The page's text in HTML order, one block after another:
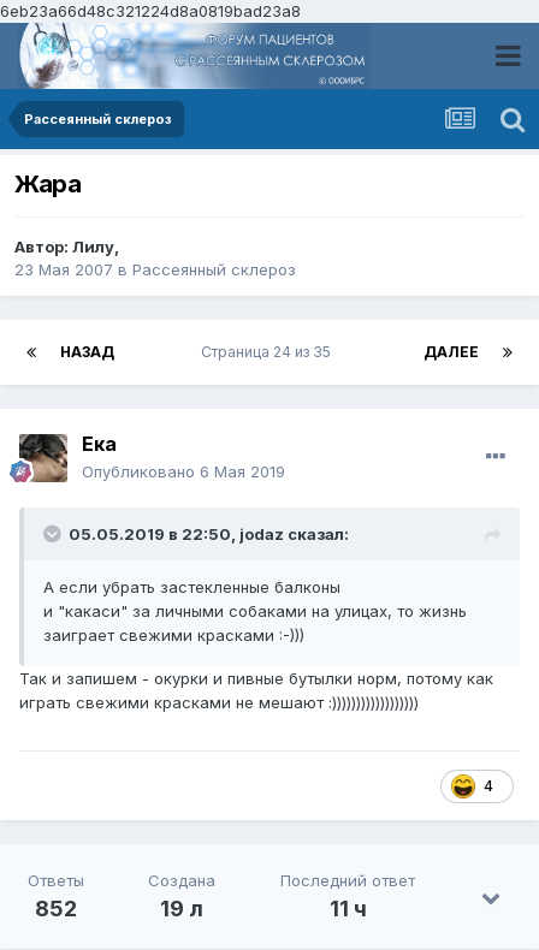
6eb23a66d48c321224d8a0819bad23a8
Рассеянный склероз
Жара
Автор: Лилу,
23 Мая 2007 в Рассеянный склероз
НАЗАД ДАЛЕЕ
Страница 24 из 35
Ека
Опубликовано 6 Мая 2019
05.05.2019 в 22:50, jodaz сказал:
А если убрать застекленные балконы
и "какаси" за личными собаками на улицах, то жизнь
заиграет свежими красками :-)))
Так и запишем - окурки и пивные бутылки норм, потому как
играть свежими красками не мешают :))))))))))))))))))
4
Ответы
852
Создана
19 л
Последний ответ
11 ч